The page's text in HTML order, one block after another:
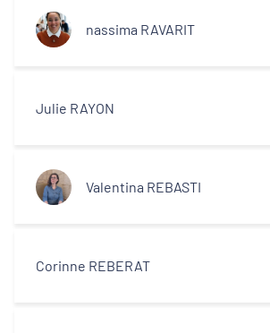
nassima RAVARIT
Julie RAYON
Valentina REBASTI
Corinne REBERAT